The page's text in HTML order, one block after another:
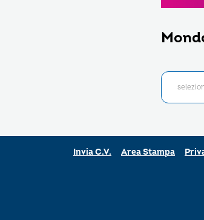
Invia C.V. Area Stampa